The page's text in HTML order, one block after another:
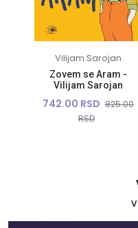
Vilijam Sarojan
Zovem se Aram -
Vilijam Sarojan
742.00 RSD 825.00
RSD